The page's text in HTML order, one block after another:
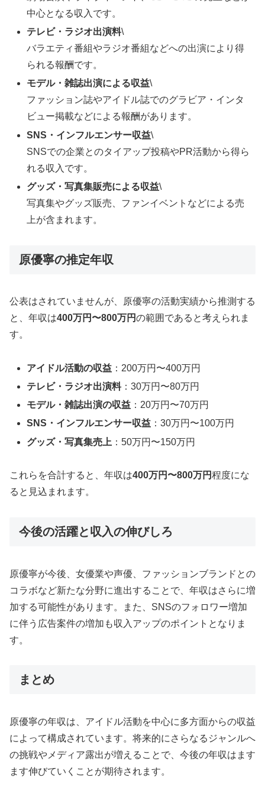
中心となる収入です。
テレビ・ラジオ出演料\
バラエティ番組やラジオ番組などへの出演により得
られる報酬です。
モデル・雑誌出演による収益\
ファッション誌やアイドル誌でのグラビア・インタ
ビュー掲載などによる報酬があります。
SNS・インフルエンサー収益\
SNSでの企業とのタイアップ投稿やPR活動から得ら
れる収入です。
グッズ・写真集販売による収益\
写真集やグッズ販売、ファンイベントなどによる売
上が含まれます。
原優寧の推定年収
公表はされていませんが、原優寧の活動実績から推測する
と、年収は400万円〜800万円の範囲であると考えられま
す。
アイドル活動の収益 ：200万円〜400万円
テレビ・ラジオ出演料：30万円〜80万円
モデル・雑誌出演の収益 ：20万円〜70万円
SNS・インフルエンサー収益 ：30万円〜100万円
グッズ・写真集売上 ：50万円〜150万円
これらを合計すると、年収は400万円〜800万円程度にな
ると見込まれます。
今後の活躍と収入の伸びしろ
原優寧が今後、女優業や声優、ファッションブランドとの
コラボなど新たな分野に進出することで、年収はさらに増
加する可能性があります。また、SNSのフォロワー増加
に伴う広告案件の増加も収入アップのポイントとなりま
す。
まとめ
原優寧の年収は、アイドル活動を中心に多方面からの収益
によって構成されています。将来的にさらなるジャンルへ
の挑戦やメディア露出が増えることで、今後の年収はます
ます伸びていくことが期待されます。